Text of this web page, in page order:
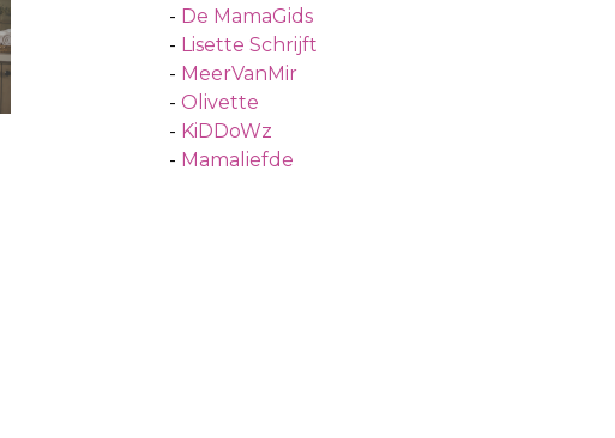
- De MamaGids
- Lisette Schrijft
- MeerVanMir
- Olivette
- KiDDoWz
- Mamaliefde